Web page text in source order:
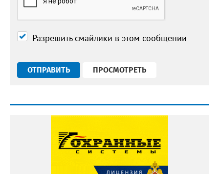
Разрешить смайлики в этом сообщении